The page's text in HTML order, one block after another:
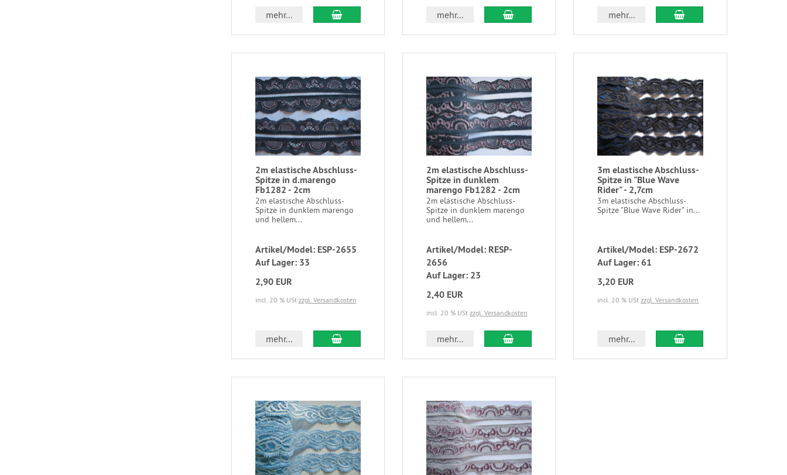
mehr... mehr... mehr...
2m elastische Abschluss-
Spitze in d.marengo
Fb1282 - 2cm
2m elastische Abschluss-
Spitze in dunklem marengo
und hellem...
Artikel/Model: ESP-2655
Auf Lager: 33
2,90 EUR
incl. 20 % USt zzgl. Versandkosten
mehr...
2m elastische Abschluss-
Spitze in dunklem
marengo Fb1282 - 2cm
2m elastische Abschluss-
Spitze in dunklem marengo
und hellem...
Artikel/Model: RESP-
2656
Auf Lager: 23
2,40 EUR
incl. 20 % USt zzgl. Versandkosten
mehr...
3m elastische Abschluss-
Spitze in "Blue Wave
Rider" - 2,7cm
3m elastische Abschluss-
Spitze "Blue Wave Rider" in...
Artikel/Model: ESP-2672
Auf Lager: 61
3,20 EUR
incl. 20 % UStzzgl. Versandkosten
mehr...